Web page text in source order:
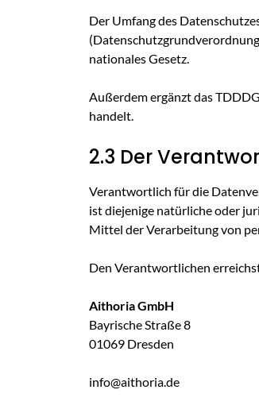
Der Umfang des
nationales Gesetz.
Außerdem ergänzt das
handelt.
2.3 Der
Verantwortlich für die
ist diejenige natürliche oder
Mittel der Verarbeitung von
Den Verantwortlichen
Aithoria GmbH
Bayrische Straße 8
01069 Dresden
info@aithoria.de